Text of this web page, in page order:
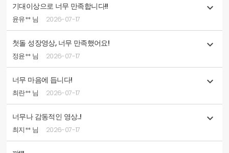
기대이상으로 너무 만족합니다!!
윤유** 님 2026-07-17

첫돌 성장영상, 너무 만족했어요!
정윤** 님 2026-07-17

너무 마음에 듭니다!
최란** 님 2026-07-17

너무나 감동적인 영상..!
최지** 님 2026-07-17
